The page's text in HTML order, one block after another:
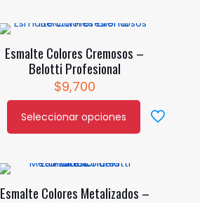
Esmalte Colores Cremosos –
Belotti Profesional
$9,700
Seleccionar opciones
Este
múltiples
variantes.
Esmalte Colores Metalizados –